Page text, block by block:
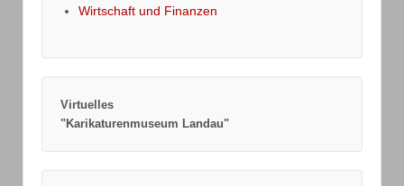
Wirtschaft und Finanzen
Virtuelles
"Karikaturenmuseum Landau"